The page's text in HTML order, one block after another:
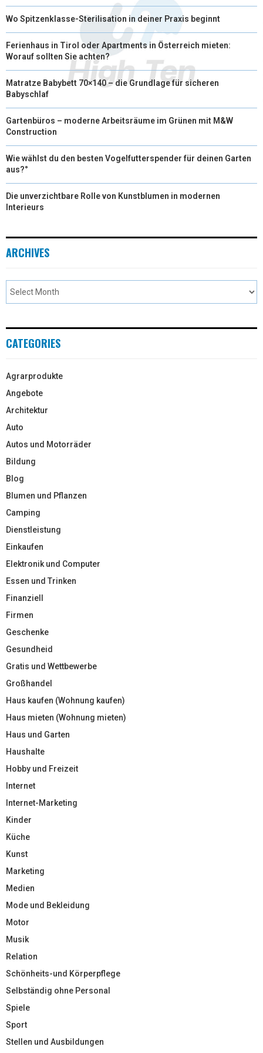
Wo Spitzenklasse-Sterilisation in deiner Praxis beginnt
Ferienhaus in Tirol oder Apartments in Österreich mieten:
Worauf sollten Sie achten?
Matratze Babybett 70×140 – die Grundlage für sicheren
Babyschlaf
Gartenbüros – moderne Arbeitsräume im Grünen mit M&W
Construction
Wie wählst du den besten Vogelfutterspender für deinen Garten
aus?°
Die unverzichtbare Rolle von Kunstblumen in modernen
Interieurs
ARCHIVES
CATEGORIES
Agrarprodukte
Angebote
Architektur
Auto
Autos und Motorräder
Bildung
Blog
Blumen und Pflanzen
Camping
Dienstleistung
Einkaufen
Elektronik und Computer
Essen und Trinken
Finanziell
Firmen
Geschenke
Gesundheid
Gratis und Wettbewerbe
Großhandel
Haus kaufen (Wohnung kaufen)
Haus mieten (Wohnung mieten)
Haus und Garten
Haushalte
Hobby und Freizeit
Internet
Internet-Marketing
Kinder
Küche
Kunst
Marketing
Medien
Mode und Bekleidung
Motor
Musik
Relation
Schönheits-und Körperpflege
Selbständig ohne Personal
Spiele
Sport
Stellen und Ausbildungen